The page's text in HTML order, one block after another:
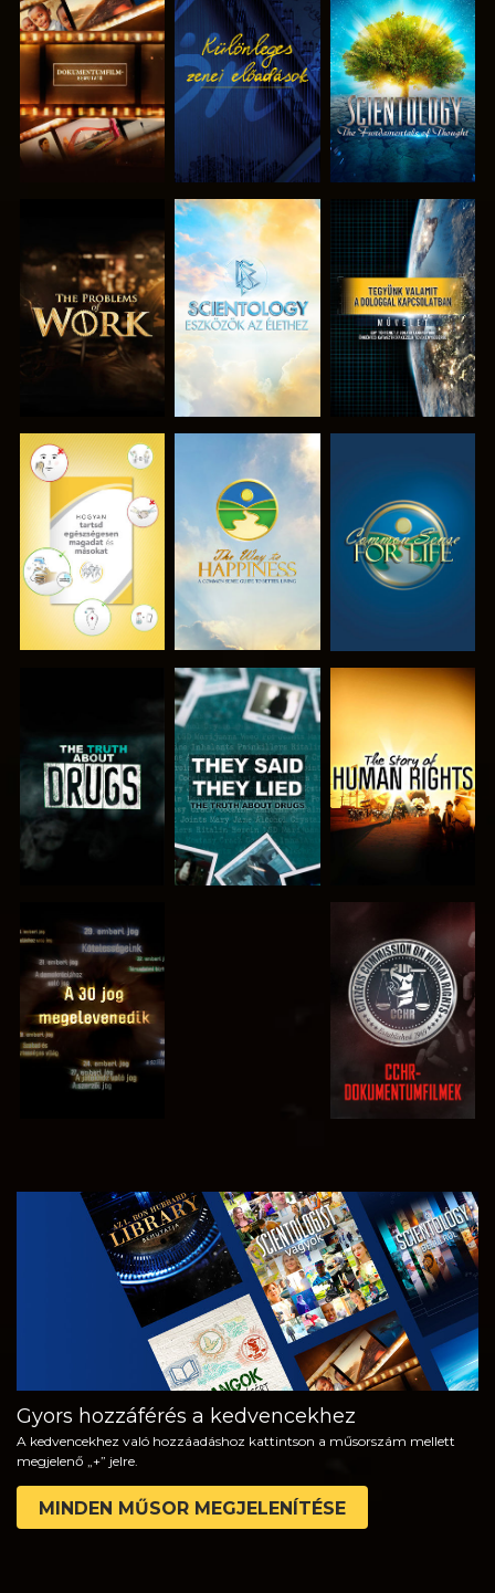
A SOROZAT
RÉSZEI
MŰSORNÉZÉS
A SOROZAT
RÉSZEI
A SOROZAT
RÉSZEI
A SOROZAT
RÉSZEI
MŰSORNÉZÉS
MŰSORNÉZÉS MŰSORNÉZÉS MŰSORNÉZÉS
MŰSORNÉZÉS MŰSORNÉZÉS
MŰSORNÉZÉS MŰSORNÉZÉS
MŰSORNÉZÉS
A SOROZAT
RÉSZEI
Gyors hozzáférés a kedvencekhez
A kedvencekhez való hozzáadáshoz kattintson a műsorszám mellett
megjelenő „+” jelre.
MINDEN MŰSOR MEGJELENÍTÉSE